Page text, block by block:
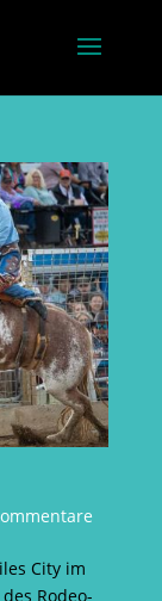
City im
Rodeo-